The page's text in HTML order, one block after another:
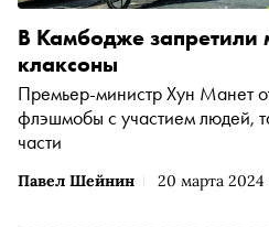
Павел Шейнин 20 марта 2024
В Камбодже запретили
клаксоны
Премьер-министр Хун Манет
флэшмобы с участием людей,
части